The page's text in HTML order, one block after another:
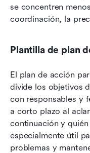
se concentren
coordinación, la
Plantilla de plan
El plan de acción
divide los objetivos
con responsables y
a corto plazo al
continuación y
especialmente útil
problemas y